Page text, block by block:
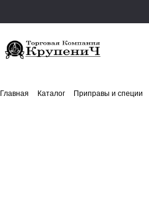
Главная Каталог Приправы и специи